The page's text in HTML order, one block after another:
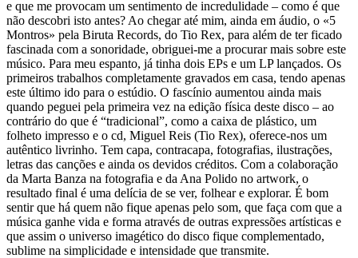
e que me provocam um sentimento de incredulidade – como é que
não descobri isto antes? Ao chegar até mim, ainda em áudio, o «5
Montros» pela Biruta Records, do Tio Rex, para além de ter ficado
fascinada com a sonoridade, obriguei-me a procurar mais sobre este
músico. Para meu espanto, já tinha dois EPs e um LP lançados. Os
primeiros trabalhos completamente gravados em casa, tendo apenas
este último ido para o estúdio. O fascínio aumentou ainda mais
quando peguei pela primeira vez na edição física deste disco – ao
contrário do que é “tradicional”, como a caixa de plástico, um
folheto impresso e o cd, Miguel Reis (Tio Rex), oferece-nos um
autêntico livrinho. Tem capa, contracapa, fotografias, ilustrações,
letras das canções e ainda os devidos créditos. Com a colaboração
da Marta Banza na fotografia e da Ana Polido no artwork, o
resultado final é uma delícia de se ver, folhear e explorar. É bom
sentir que há quem não fique apenas pelo som, que faça com que a
música ganhe vida e forma através de outras expressões artísticas e
que assim o universo imagético do disco fique complementado,
sublime na simplicidade e intensidade que transmite.